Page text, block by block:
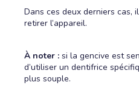
Dans ces deux derniers cas,
retirer l’appareil.
À noter : si la gencive est
d’utiliser un dentifrice
plus souple.